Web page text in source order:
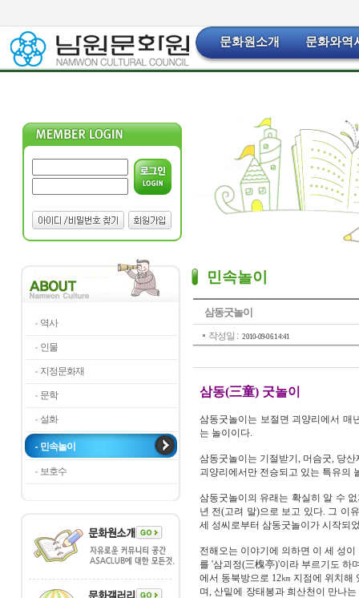
문화원소개 문화와역
역사
인물
지정문화재
문학
설화
민속놀이
보호수
민속놀이
삼동굿놀이
작성일 : 2010-09-06 14:41
삼동(三童) 굿놀이
삼동굿놀이는 보절면 괴양리에서 매
는 놀이이다.
삼동굿놀이는 기절받기, 머슴굿, 당
괴양리에서만 전승되고 있는 특유의
삼동굿놀이의 유래는 확실히 알 수
년 전(고려 말)으로 보고 있다. 그 이
세 성씨로부터 삼동굿놀이가 시작되
전해오는 이야기에 의하면 이 세 성
를 '삼괴정(三槐亭)'이라 부르기도 하
에서 동북방으로 12㎞ 지점에 위치
며, 산밑에 장태봉과 희산천이 만나